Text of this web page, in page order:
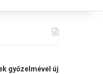
győzelmével új